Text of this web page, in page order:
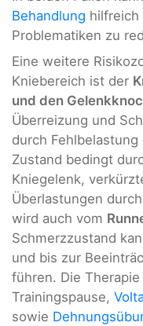
Behandlung hilfreich
Problematiken zu
Eine weitere
Kniebereich ist der
und den
Überreizung und
durch
Zustand bedingt
Kniegelenk,
Überlastungen
wird auch vom
Schmerzzustand
und bis zur
führen. Die
Trainingspause,
sowie